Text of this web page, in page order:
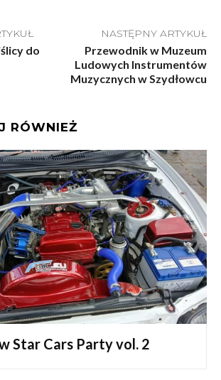
do
NASTĘPNY ARTYKUŁ
Przewodnik w Muzeum
Ludowych Instrumentów
Muzycznych w Szydłowcu
RÓWNIEŻ
Star Cars Party vol. 2